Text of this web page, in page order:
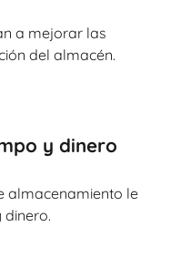
a mejorar las
del almacén.
y dinero
almacenamiento le